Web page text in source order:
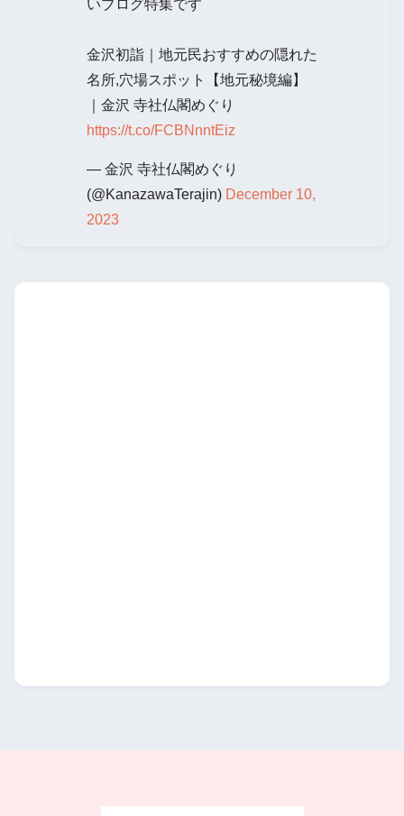
いブログ特集です
金沢初詣｜地元民おすすめの隠れた
名所,穴場スポット【地元秘境編】
｜金沢 寺社仏閣めぐり
https://t.co/FCBNnntEiz
— 金沢 寺社仏閣めぐり
(@KanazawaTerajin) December 10,
2023